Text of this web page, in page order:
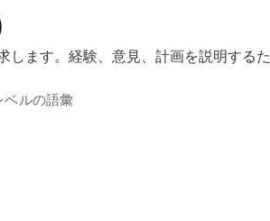
します。経験、意見、計画を説明するた
ベルの語彙